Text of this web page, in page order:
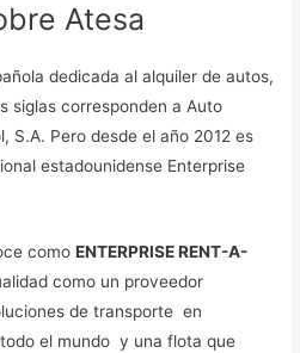
Atesa
dedicada al alquiler de autos,
siglas corresponden a Auto
S.A. Pero desde el año 2012 es
estadounidense Enterprise
comoENTERPRISE RENT-A-
como un proveedor
de transporte en
el mundo y una flota que